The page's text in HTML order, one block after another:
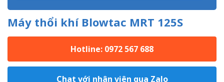
Máy thổi khí Blowtac MRT 125S
Hotline: 0972 567 688
Chat với nhân viên qua Zalo